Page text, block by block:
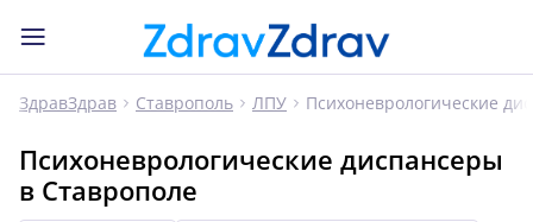
ЗдравЗдрав Ставрополь ЛПУ Психоневрологические
Психоневрологические диспансеры
в Ставрополе